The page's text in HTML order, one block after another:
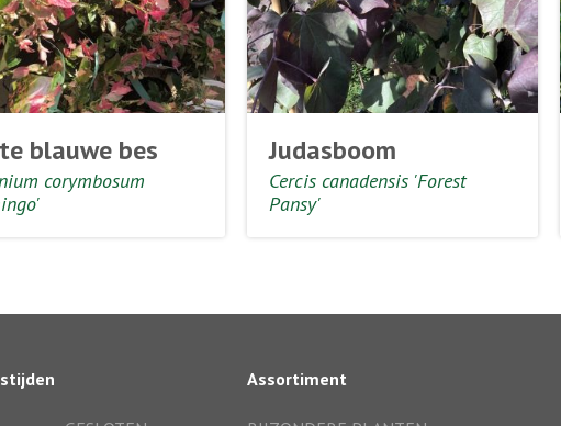
blauwe bes
corymbosum
Judasboom
Cercis canadensis 'Forest
Pansy'
Assortiment